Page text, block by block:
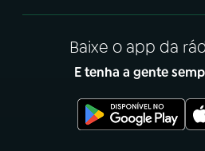
Baixe o app da
E tenha a gente